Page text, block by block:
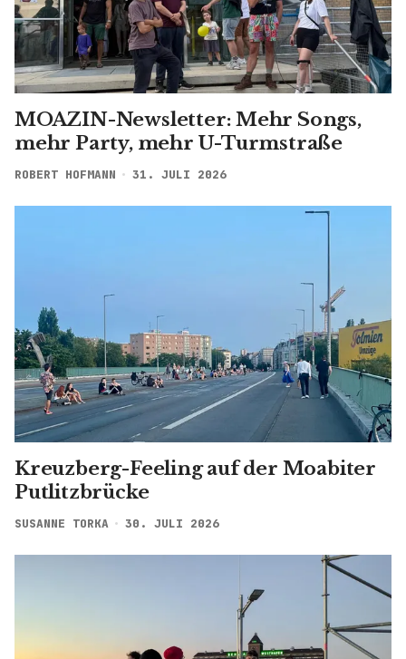
MOAZIN-Newsletter: Mehr Songs,
mehr Party, mehr U-Turmstraße
ROBERT HOFMANN 31. JULI 2026
Kreuzberg-Feeling auf der Moabiter
Putlitzbrücke
SUSANNE TORKA 30. JULI 2026